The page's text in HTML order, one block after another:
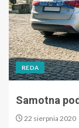
REDA
Samotna
22 sierpnia 2020